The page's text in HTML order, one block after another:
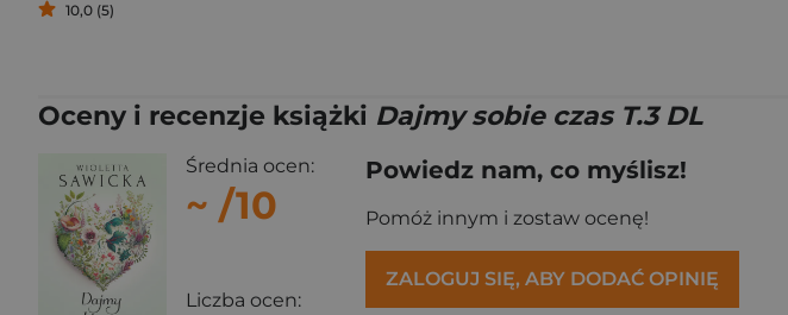
10,0 (5)
Oceny i recenzje książki Dajmy sobie czas T.3 DL
Średnia ocen:
~ /10
Liczba ocen:
Powiedz nam, co myślisz!
Pomóż innym i zostaw ocenę!
ZALOGUJ SIĘ, ABY DODAĆ OPINIĘ